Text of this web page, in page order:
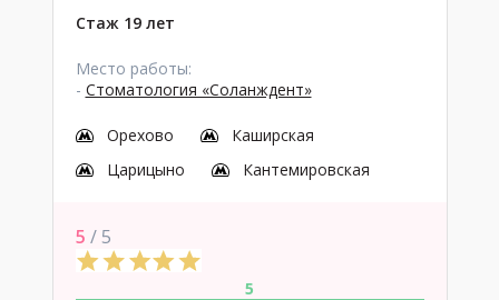
Стаж 19 лет
Место работы:
- Стоматология «Соланждент»
Орехово
Каширская
Царицыно
Кантемировская
5 / 5
5